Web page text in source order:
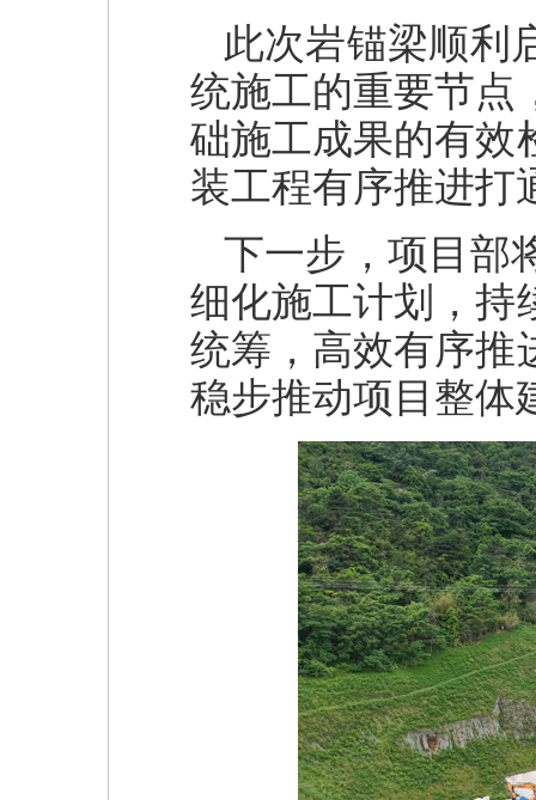
此次岩锚梁顺利
统施工的重要节点
础施工成果的有效
装工程有序推进打
下一步，项目部
细化施工计划，持
统筹，高效有序推
稳步推动项目整体